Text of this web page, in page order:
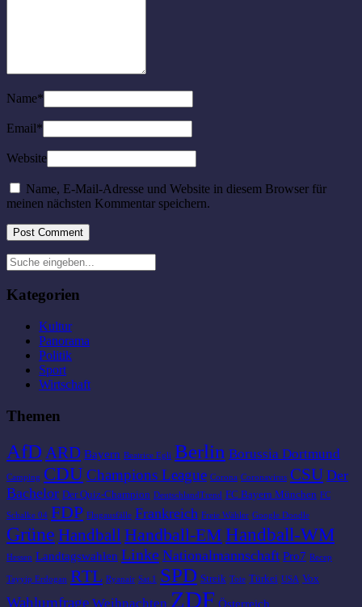
Name*
Email*
Website
Name, E-Mail-Adresse und Website in diesem Browser für
meinen nächsten Kommentar speichern.
Kategorien
Kultur
Panorama
Politik
Sport
Wirtschaft
Themen
AfD ARD Bayern Beatrice Egli Berlin Borussia Dortmund
Camping CDU Champions League Corona Coronavirus CSU Der
Bachelor Der Quiz-Champion DeutschlandTrend FC Bayern München FC
Schalke 04 FDP Flugausfälle Frankreich Freie Wähler Google Doodle
Grüne HandballHandball-EM Handball-WM
Hessen Landtagswahlen Linke Nationalmannschaft Pro7 Recep
Tayyip Erdogan RTL Ryanair Sat.1 SPD Streik Tote Türkei USA Vox
Wahlumfrage Weihnachten ZDF Österreich